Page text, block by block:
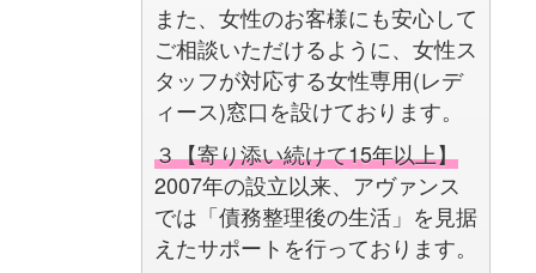
また、女性のお客様にも安心して
ご相談いただけるように、女性ス
タッフが対応する女性専用(レデ
ィース)窓口を設けております。
３【寄り添い続けて15年以上】
2007年の設立以来、アヴァンス
では「債務整理後の生活」を見据
えたサポートを行っております。